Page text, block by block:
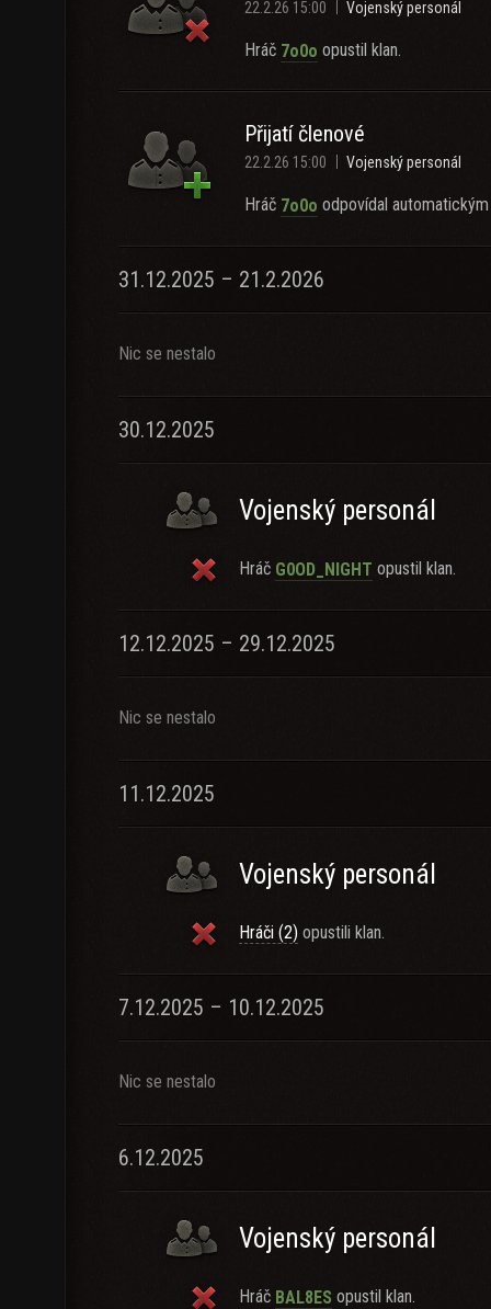
22.2.26 15:00 Vojenský personál
Hráč 7o0o opustil klan.
Přijatí členové
22.2.26 15:00 Vojenský personál
Hráč 7o0o odpovídal
31.12.2025 – 21.2.2026
Nic se nestalo
30.12.2025
Vojenský personál
Hráč G0OD_NIGHT opustil klan.
12.12.2025 – 29.12.2025
Nic se nestalo
11.12.2025
Vojenský personál
Hráči (2) opustili klan.
7.12.2025 – 10.12.2025
Nic se nestalo
6.12.2025
Vojenský personál
Hráč BAL8ES opustil klan.